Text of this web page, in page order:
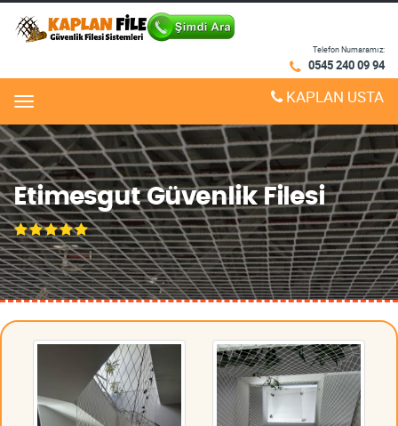
Telefon Numaramız:
0545 240 09 94
Menu KAPLAN USTA
Etimesgut Güvenlik Filesi